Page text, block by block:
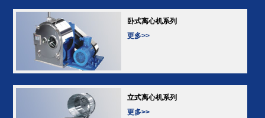
卧式离心机系列
更多>>
立式离心机系列
更多>>